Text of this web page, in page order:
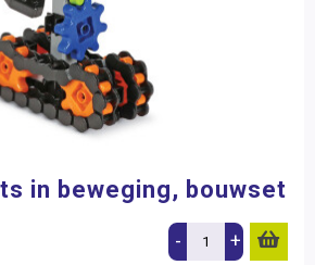
in beweging, bouwset
- +